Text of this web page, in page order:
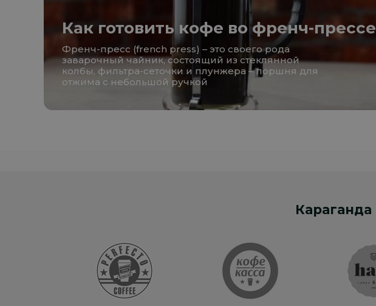
Как готовить кофе во френч-прессе
Френч-пресс (french press) – это своего рода
заварочный чайник, состоящий из стеклянной
колбы, фильтра-сеточки и плунжера – поршня для
отжима с небольшой ручкой
Караганда